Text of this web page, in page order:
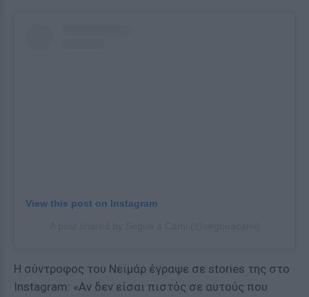
View this post on Instagram
Η σύντροφος του Νεϊμάρ έγραψε σε stories της στο
Instagram: «Αν δεν είσαι πιστός σε αυτούς που